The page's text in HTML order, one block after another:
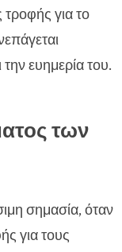
για το
την ευημερία του.
των
σημασία, όταν
για τους